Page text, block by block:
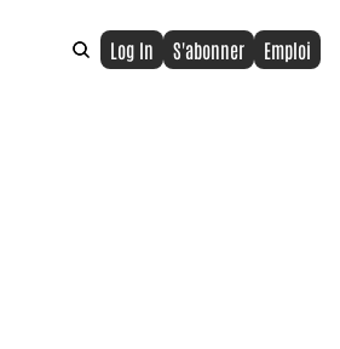
Log In S'abonner Emploi